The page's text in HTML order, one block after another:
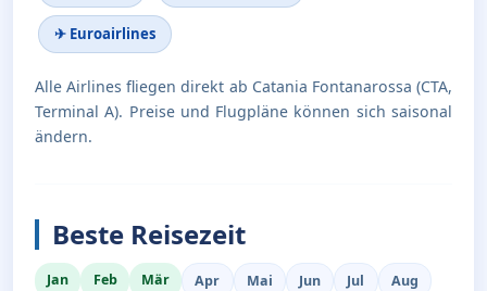
✈ Euroairlines
Alle Airlines fliegen direkt ab Catania Fontanarossa (CTA,
Terminal A). Preise und Flugpläne können sich saisonal
ändern.
Beste Reisezeit
Jan Feb Mär Apr Mai Jun Jul
Aug